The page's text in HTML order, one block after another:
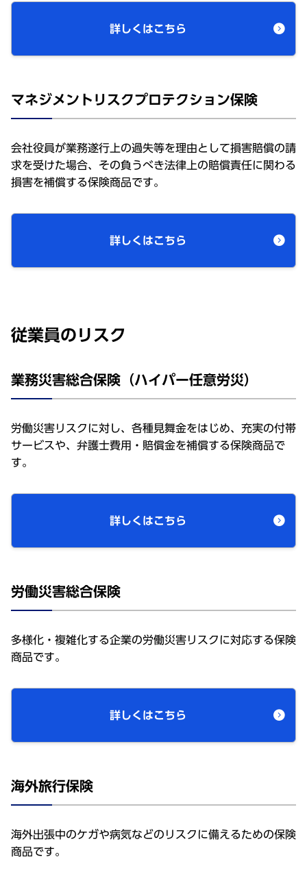
詳しくはこちら
マネジメントリスクプロテクション保険
会社役員が業務遂行上の過失等を理由として損害賠償の請
求を受けた場合、その負うべき法律上の賠償責任に関わる
損害を補償する保険商品です。
詳しくはこちら
従業員のリスク
業務災害総合保険（ハイパー任意労災）
労働災害リスクに対し、各種見舞金をはじめ、充実の付帯
サービスや、弁護士費用・賠償金を補償する保険商品で
す。
詳しくはこちら
労働災害総合保険
多様化・複雑化する企業の労働災害リスクに対応する保険
商品です。
詳しくはこちら
海外旅行保険
海外出張中のケガや病気などのリスクに備えるための保険
商品です。